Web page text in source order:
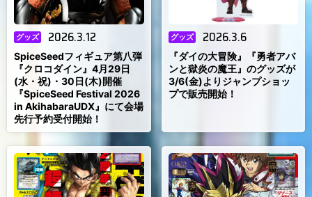
グッズ 2026.3.12
SpiceSeedフィギュア第八弾
『クロコダイン』4月29日
(水・祝)・30日(木)開催
『SpiceSeed Festival 2026
in AkihabaraUDX』にて会場
先行予約受付開始！
グッズ 2026.3.6
『ダイの大冒険』『勇者アバ
ンと獄炎の魔王』のグッズが
3/6(金)よりジャンプショッ
プで販売開始！